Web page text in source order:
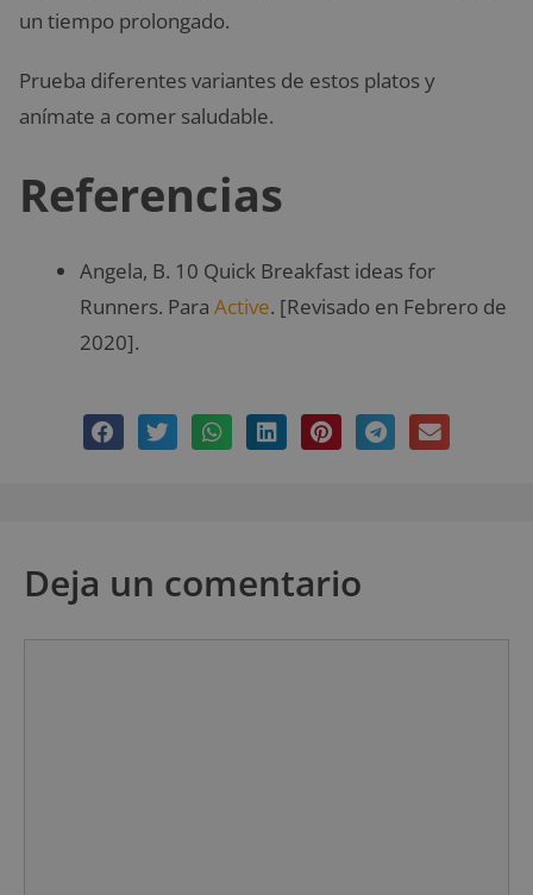
un tiempo prolongado.
Prueba diferentes variantes de estos platos y
anímate a comer saludable.
Referencias
Angela, B. 10 Quick Breakfast ideas for
Runners. Para Active. [Revisado en Febrero de
2020].
Deja un comentario